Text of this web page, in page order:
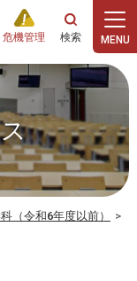
危機管理
（令和6年度以前）
>